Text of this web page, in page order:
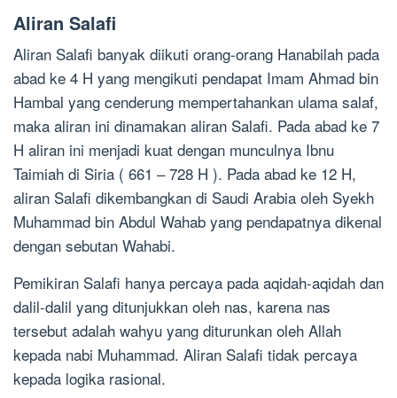
Aliran Salafi
Aliran Salafi banyak diikuti orang-orang Hanabilah pada
abad ke 4 H yang mengikuti pendapat Imam Ahmad bin
Hambal yang cenderung mempertahankan ulama salaf,
maka aliran ini dinamakan aliran Salafi. Pada abad ke 7
H aliran ini menjadi kuat dengan munculnya Ibnu
Taimiah di Siria ( 661 – 728 H ). Pada abad ke 12 H,
aliran Salafi dikembangkan di Saudi Arabia oleh Syekh
Muhammad bin Abdul Wahab yang pendapatnya dikenal
dengan sebutan Wahabi.
Pemikiran Salafi hanya percaya pada aqidah-aqidah dan
dalil-dalil yang ditunjukkan oleh nas, karena nas
tersebut adalah wahyu yang diturunkan oleh Allah
kepada nabi Muhammad. Aliran Salafi tidak percaya
kepada logika rasional.